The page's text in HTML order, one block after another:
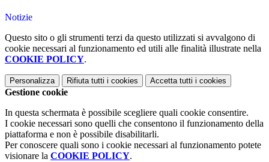
Notizie
Questo sito o gli strumenti terzi da questo utilizzati si avvalgono di
cookie necessari al funzionamento ed utili alle finalità illustrate nella
COOKIE POLICY.
Personalizza Rifiuta tutti i cookies Accetta tutti i cookies
Gestione cookie
In questa schermata è possibile scegliere quali cookie consentire.
I cookie necessari sono quelli che consentono il funzionamento della
piattaforma e non è possibile disabilitarli.
Per conoscere quali sono i cookie necessari al funzionamento potete
visionare la COOKIE POLICY.